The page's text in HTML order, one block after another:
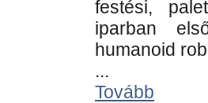
festési,
iparban
humanoid
...
Tovább